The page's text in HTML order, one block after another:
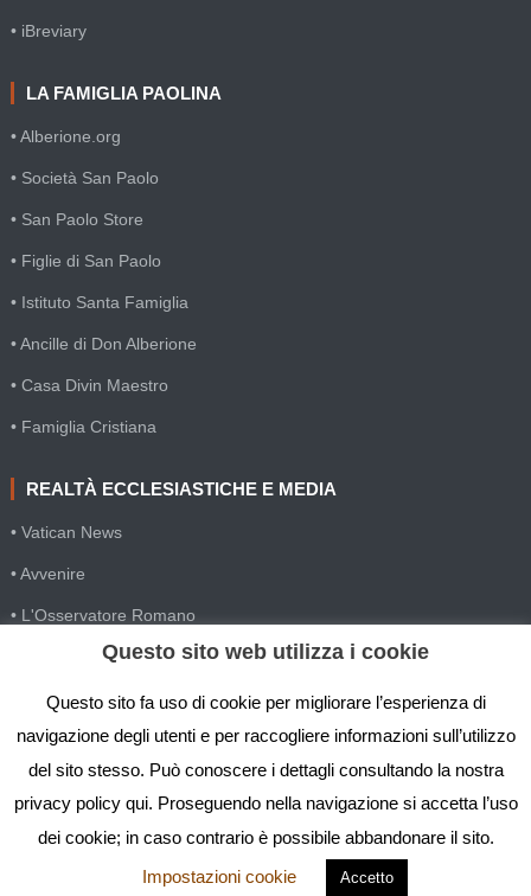
• iBreviary
LA FAMIGLIA PAOLINA
• Alberione.org
• Società San Paolo
• San Paolo Store
• Figlie di San Paolo
• Istituto Santa Famiglia
• Ancille di Don Alberione
• Casa Divin Maestro
• Famiglia Cristiana
REALTÀ ECCLESIASTICHE E MEDIA
• Vatican News
• Avvenire
• L'Osservatore Romano
• SIR Agenzia d'informazione
• Gesuiti Villapizzone
• Settimana della Comunicazione
• Festival Biblico
IGS - Istituto Gesù Sacerdote © Copyright 2019
Questo sito web utilizza i cookie
Questo sito fa uso di cookie per migliorare l’esperienza di
navigazione degli utenti e per raccogliere informazioni sull’utilizzo
del sito stesso. Può conoscere i dettagli consultando la nostra
privacy policy qui. Proseguendo nella navigazione si accetta l’uso
dei cookie; in caso contrario è possibile abbandonare il sito.
Impostazioni cookie
Accetto